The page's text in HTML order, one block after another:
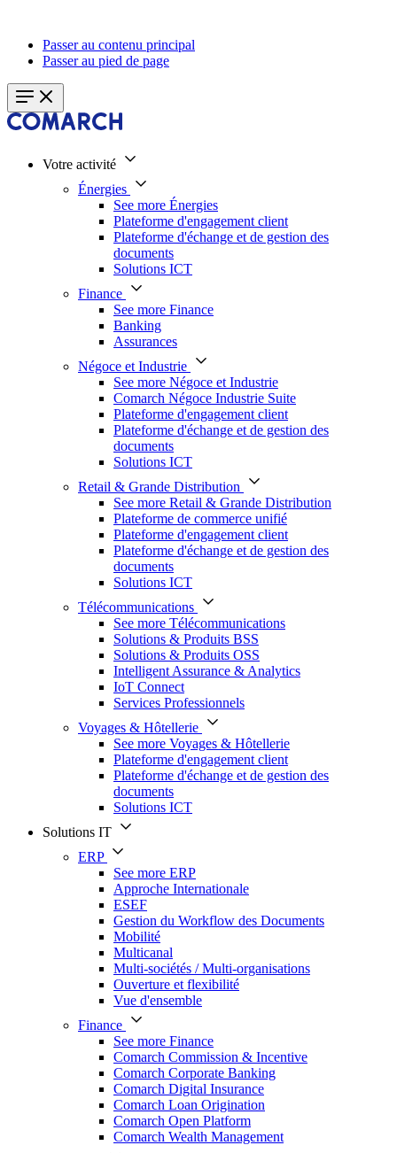
Passer au contenu principal
Passer au pied de page
Votre activité
Énergies
See more Énergies
Plateforme d'engagement client
Plateforme d'échange et de gestion des
documents
Solutions ICT
Finance
See more Finance
Banking
Assurances
Négoce et Industrie
See more Négoce et Industrie
Comarch Négoce Industrie Suite
Plateforme d'engagement client
Plateforme d'échange et de gestion des
documents
Solutions ICT
Retail & Grande Distribution
See more Retail & Grande Distribution
Plateforme de commerce unifié
Plateforme d'engagement client
Plateforme d'échange et de gestion des
documents
Solutions ICT
Télécommunications
See more Télécommunications
Solutions & Produits BSS
Solutions & Produits OSS
Intelligent Assurance & Analytics
IoT Connect
Services Professionnels
Voyages & Hôtellerie
See more Voyages & Hôtellerie
Plateforme d'engagement client
Plateforme d'échange et de gestion des
documents
Solutions ICT
Solutions IT
ERP
See more ERP
Approche Internationale
ESEF
Gestion du Workflow des Documents
Mobilité
Multicanal
Multi-sociétés / Multi-organisations
Ouverture et flexibilité
Vue d'ensemble
Finance
See more Finance
Comarch Commission & Incentive
Comarch Corporate Banking
Comarch Digital Insurance
Comarch Loan Origination
Comarch Open Platform
Comarch Wealth Management